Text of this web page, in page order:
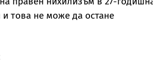
това не може да остане